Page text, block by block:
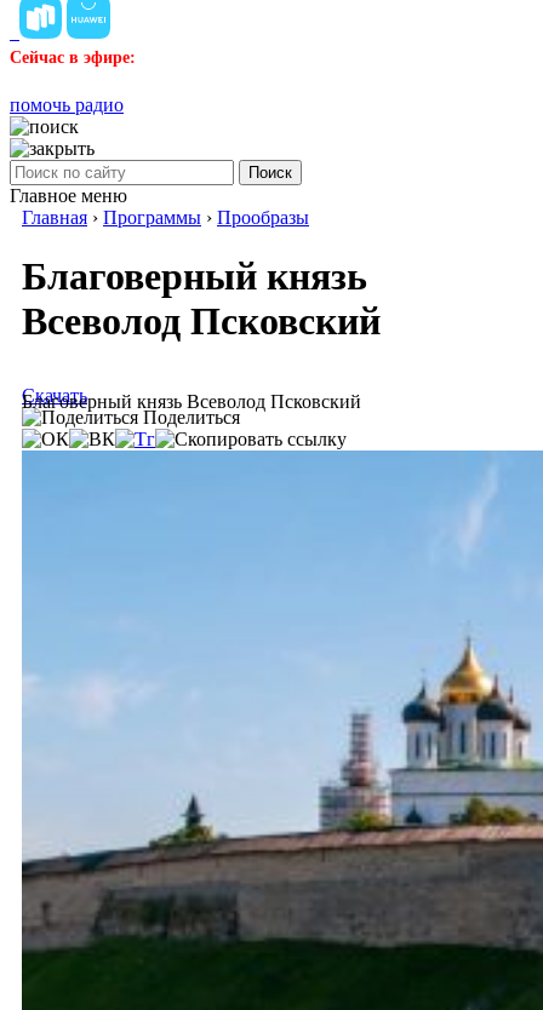
Сейчас в эфире:
помочь радио
Поиск
Главное меню
Главная › Программы › Прообразы
Благоверный князь
Всеволод Псковский
Благоверный князь Всеволод Псковский
Скачать
Поделиться